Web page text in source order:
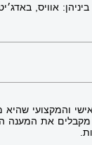
אוויס,
והמקצועי
את המענה